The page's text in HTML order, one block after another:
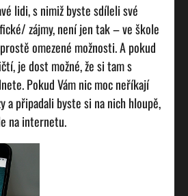
lidi, s nimiž byste sdíleli své
zájmy, není jen tak – ve škole
omezené možnosti. A pokud
je dost možné, že si tam s
Pokud Vám nic moc neříkají
a připadali byste si na nich hloupě,
na internetu.